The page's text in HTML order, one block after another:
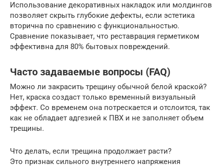
Использование декоративных накладок или молдингов
позволяет скрыть глубокие дефекты, если эстетика
вторична по сравнению с функциональностью.
Сравнение показывает, что реставрация герметиком
эффективна для 80% бытовых повреждений.
Часто задаваемые вопросы (FAQ)
Можно ли закрасить трещину обычной белой краской?
Нет, краска создаст только временный визуальный
эффект. Со временем она потрескается и отслоится, так
как не обладает адгезией к ПВХ и не заполняет объем
трещины.
Что делать, если трещина продолжает расти?
Это признак сильного внутреннего напряжения